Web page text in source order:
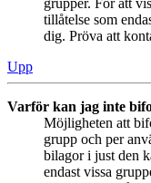
grupper. För att
tillåtelse som
dig. Pröva att
Upp
Varför kan jag inte
Möjligheten att
grupp och per
bilagor i just den
endast vissa